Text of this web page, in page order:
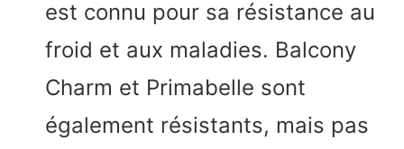
est connu pour sa résistance au
froid et aux maladies. Balcony
Charm et Primabelle sont
également résistants, mais pas